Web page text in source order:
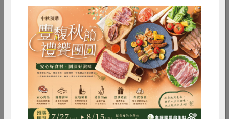
惜食 RPET 食譜 減硝酸鹽
雞蛋 食安 共同購買